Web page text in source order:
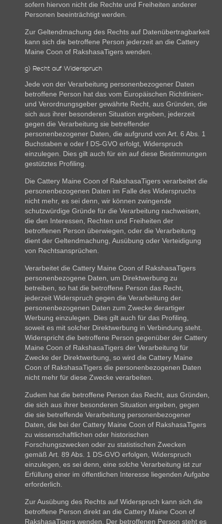
sofern hiervon nicht die Rechte und Freiheiten anderer
Personen beeinträchtigt werden.
Zur Geltendmachung des Rechts auf Datenübertragbarkeit
kann sich die betroffene Person jederzeit an die Cattery
Maine Coon of RakshasaTigers wenden.
g) Recht auf Widerspruch
Jede von der Verarbeitung personenbezogener Daten
betroffene Person hat das vom Europäischen Richtlinien-
und Verordnungsgeber gewährte Recht, aus Gründen, die
sich aus ihrer besonderen Situation ergeben, jederzeit
gegen die Verarbeitung sie betreffender
personenbezogener Daten, die aufgrund von Art. 6 Abs. 1
Buchstaben e oder f DS-GVO erfolgt, Widerspruch
einzulegen. Dies gilt auch für ein auf diese Bestimmungen
gestütztes Profiling.
Die Cattery Maine Coon of RakshasaTigers verarbeitet die
personenbezogenen Daten im Falle des Widerspruchs
nicht mehr, es sei denn, wir können zwingende
schutzwürdige Gründe für die Verarbeitung nachweisen,
die den Interessen, Rechten und Freiheiten der
betroffenen Person überwiegen, oder die Verarbeitung
dient der Geltendmachung, Ausübung oder Verteidigung
von Rechtsansprüchen.
Verarbeitet die Cattery Maine Coon of RakshasaTigers
personenbezogene Daten, um Direktwerbung zu
betreiben, so hat die betroffene Person das Recht,
jederzeit Widerspruch gegen die Verarbeitung der
personenbezogenen Daten zum Zwecke derartiger
Werbung einzulegen. Dies gilt auch für das Profiling,
soweit es mit solcher Direktwerbung in Verbindung steht.
Widerspricht die betroffene Person gegenüber der Cattery
Maine Coon of RakshasaTigers der Verarbeitung für
Zwecke der Direktwerbung, so wird die Cattery Maine
Coon of RakshasaTigers die personenbezogenen Daten
nicht mehr für diese Zwecke verarbeiten.
Zudem hat die betroffene Person das Recht, aus Gründen,
die sich aus ihrer besonderen Situation ergeben, gegen
die sie betreffende Verarbeitung personenbezogener
Daten, die bei der Cattery Maine Coon of RakshasaTigers
zu wissenschaftlichen oder historischen
Forschungszwecken oder zu statistischen Zwecken
gemäß Art. 89 Abs. 1 DS-GVO erfolgen, Widerspruch
einzulegen, es sei denn, eine solche Verarbeitung ist zur
Erfüllung einer im öffentlichen Interesse liegenden Aufgabe
erforderlich.
Zur Ausübung des Rechts auf Widerspruch kann sich die
betroffene Person direkt an die Cattery Maine Coon of
RakshasaTigers wenden. Der betroffenen Person steht es